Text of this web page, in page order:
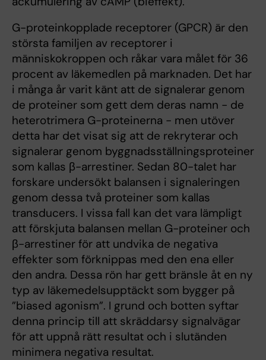
G-proteinkopplade receptorer (GPCR) är den
största familjen av receptorer i
människokroppen och råkar vara målet för 36
procent av läkemedlen på marknaden. Det har
i många år varit känt att de signalerar genom
de proteiner som gett dem deras namn - de
heterotrimera G-proteinerna - men utöver
detta har det visat sig att de rekryterar och
signalerar genom byggnadsställningsproteiner
som kallas β-arrestiner. Sedan 80-talet har
forskare undersökt balansen i signaleringen
genom dessa två proteiner som kallas
transducers. I vissa fall kan det vara lämpligt
att förskjuta balansen mellan G-proteiner och
β-arrestiner för att undvika de negativa
effekter som förknippas med den ena eller
den andra. Dessa rön har gett bränsle åt en ny
typ av läkemedelsupptäckt som bygger på
”biased agonism”. I grund och botten syftar
denna princip till att skräddarsy signalvägar
för att uppnå rätt resultat och i slutänden
minimera negativa resultat.